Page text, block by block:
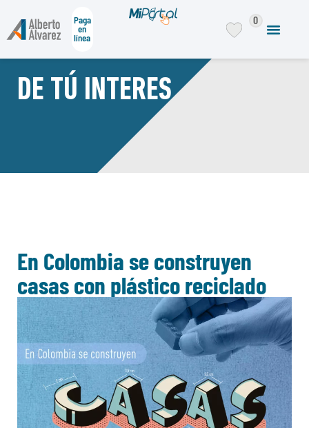
Paga
en
línea
0
DE TÚ INTERES
En Colombia se construyen
casas con plástico reciclado